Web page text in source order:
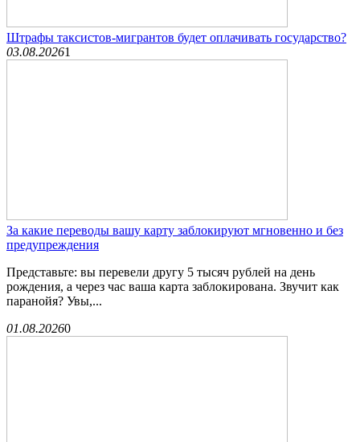
Штрафы таксистов-мигрантов будет оплачивать государство?
03.08.20261
За какие переводы вашу карту заблокируют мгновенно и без
предупреждения
Представьте: вы перевели другу 5 тысяч рублей на день
рождения, а через час ваша карта заблокирована. Звучит как
паранойя? Увы,...
01.08.20260